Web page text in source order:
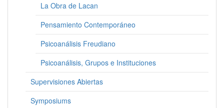
La Obra de Lacan
Pensamiento Contemporáneo
Psicoanálisis Freudiano
Psicoanálisis, Grupos e Instituciones
Supervisiones Abiertas
Symposiums